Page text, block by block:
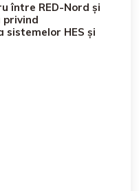
între RED-Nord și
privind
sistemelor HES și